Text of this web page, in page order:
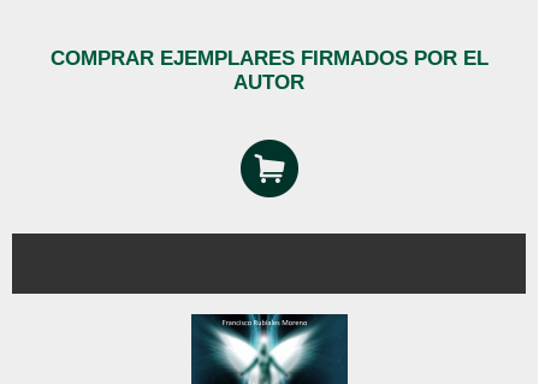
COMPRAR EJEMPLARES FIRMADOS POR EL
AUTOR